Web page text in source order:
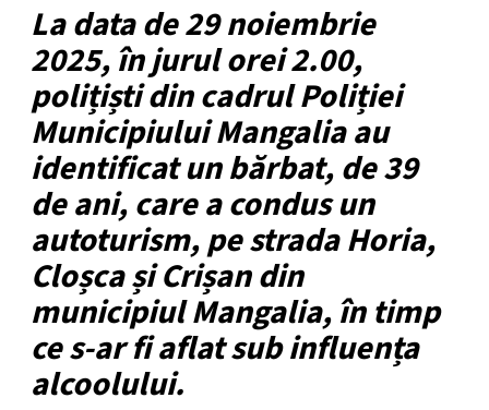
La data de 29 noiembrie
2025, în jurul orei 2.00,
polițiști din cadrul Poliției
Municipiului Mangalia au
identificat un bărbat, de 39
de ani, care a condus un
autoturism, pe strada Horia,
Cloșca și Crișan din
municipiul Mangalia, în timp
ce s-ar fi aflat sub influența
alcoolului.